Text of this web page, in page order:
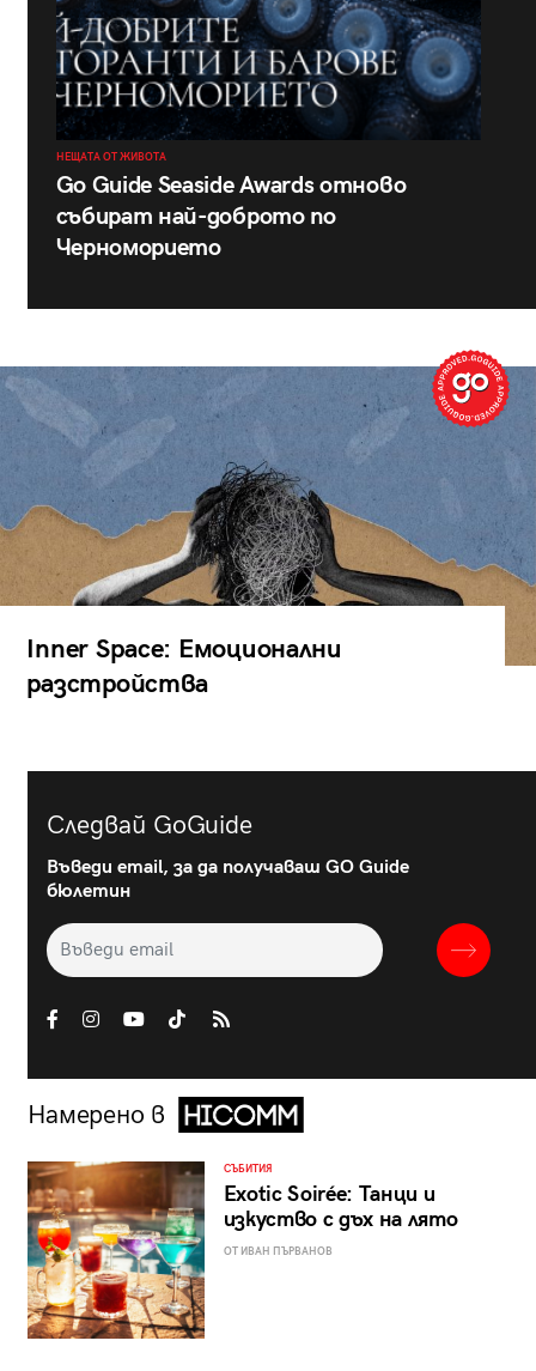
НЕЩАТА ОТ ЖИВОТА
Go Guide Seaside Awards отново
събират най-доброто по
Черноморието
Inner Space: Емоционални
разстройства
Следвай GoGuide
Въведи email, за да получаваш GO Guide
бюлетин
Намерено в
СЪБИТИЯ
Exotic Soirée: Танци и
изкуство с дъх на лято
ОТ ИВАН ПЪРВАНОВ